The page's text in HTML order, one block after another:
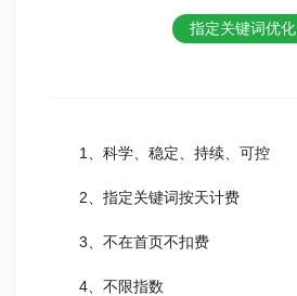
指定关键词优化
1、科学、稳定、持续、可控
2、指定关键词按天计费
3、不在首页不扣费
4、不限指数